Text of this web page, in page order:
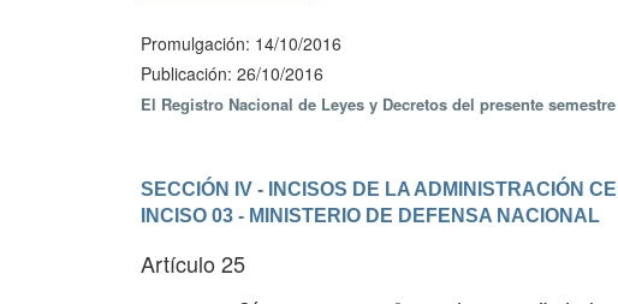
Promulgación: 14/10/2016
Publicación: 26/10/2016
El Registro Nacional de Leyes y Decretos del presente
SECCIÓN IV - INCISOS DE LA ADMINISTRACIÓN
INCISO 03 - MINISTERIO DE DEFENSA NACIONAL
Artículo 25